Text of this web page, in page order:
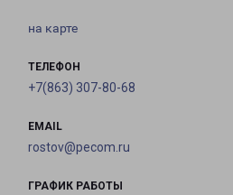
на карте
ТЕЛЕФОН
+7(863) 307-80-68
EMAIL
rostov@pecom.ru
ГРАФИК РАБОТЫ